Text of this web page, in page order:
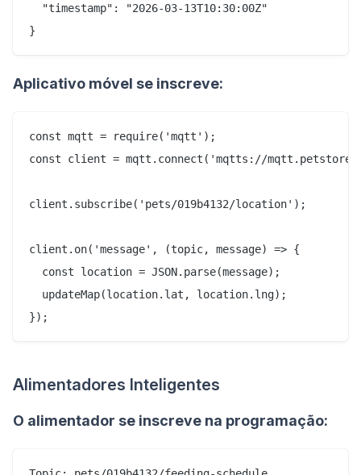
  "timestamp": "2026-03-13T10:30:00Z"
Aplicativo móvel se inscreve:
const mqtt = require('mqtt');
const client = mqtt.connect('mqtts://
client.subscribe('pets/019b4132/location');
client.on('message', (topic, message) => {
  const location = JSON.parse(message);
  updateMap(location.lat, location.lng);
Alimentadores Inteligentes
O alimentador se inscreve na programação: